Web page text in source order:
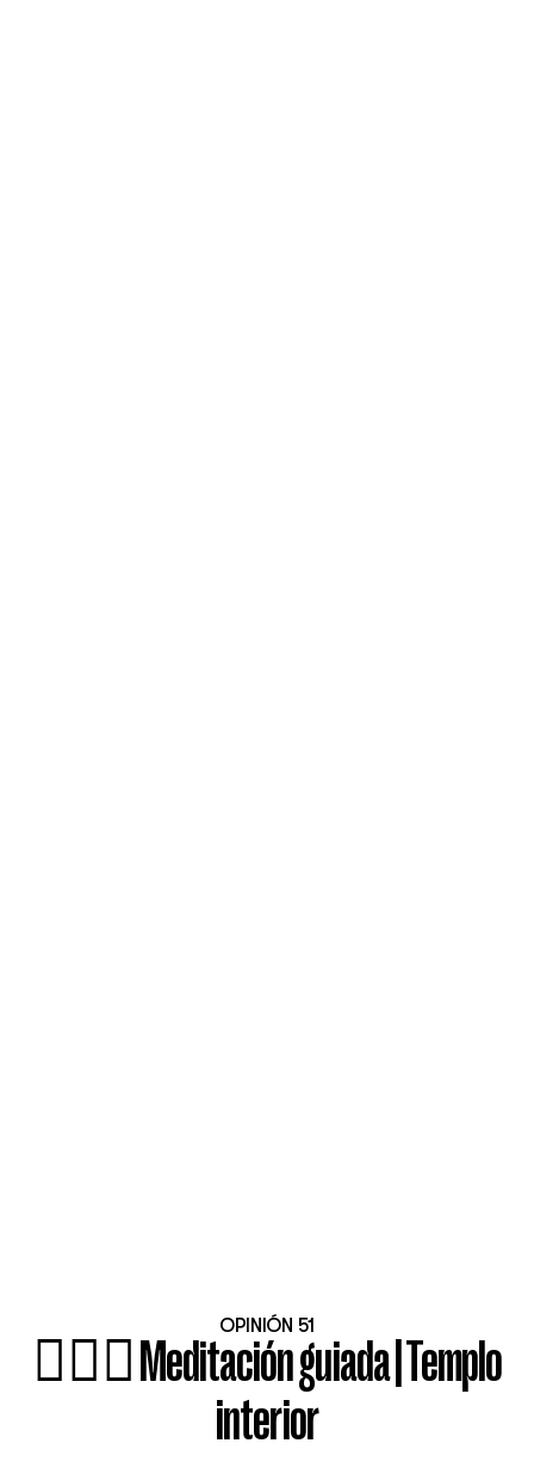
OPINIÓN 51
🧘🏻‍♀️ Meditación guiada | Templo
interior